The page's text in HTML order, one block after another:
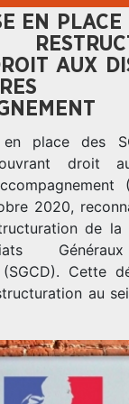
EN PLACE
AUX
place des
droit
2020,
de la
Cette
au